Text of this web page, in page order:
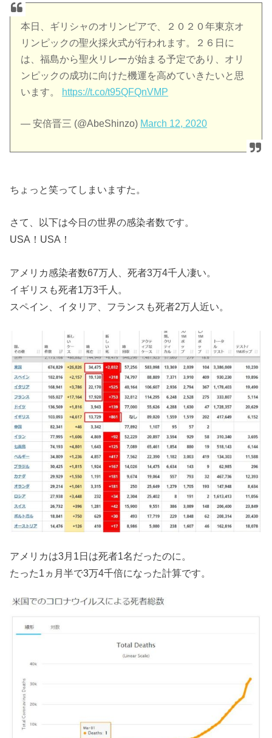
本日、ギリシャのオリンピアで、２０２０年東京オ
リンピックの聖火採火式が行われます。２６日に
は、福島から聖火リレーが始まる予定であり、オリ
ンピックの成功に向けた機運を高めていきたいと思
います。
https://t.co/t95QFQnVMP
— 安倍晋三 (@AbeShinzo) March 12, 2020
ちょっと笑ってしまいますた。
さて、以下は今日の世界の感染者数です。
USA！USA！
アメリカ感染者数67万人、死者3万4千人凄い。
イギリスも死者1万3千人。
スペイン、イタリア、フランスも死者2万人近い。
アメリカは3月1日は死者1名だったのに。
たった1ヵ月半で3万4千倍になった計算です。